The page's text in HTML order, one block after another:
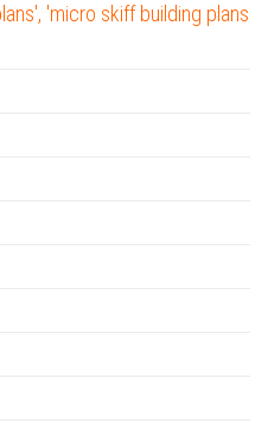
'micro skiff building plans